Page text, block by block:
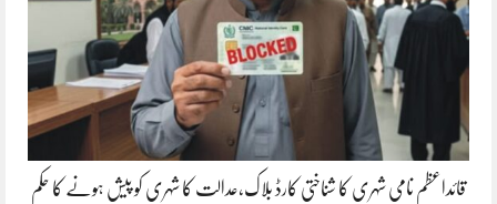
قائداعظم نامی شہری کا شناختی کارڈ بلاک،عدالت کا شہری کو پیش ہونے کا حکم